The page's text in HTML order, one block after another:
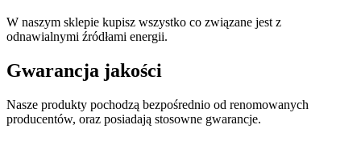
W naszym sklepie kupisz wszystko co związane jest z
odnawialnymi źródłami energii.
Gwarancja jakości
Nasze produkty pochodzą bezpośrednio od renomowanych
producentów, oraz posiadają stosowne gwarancje.